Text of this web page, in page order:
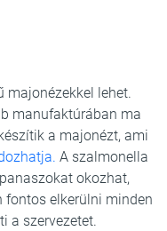
majonézekkel lehet.
manufaktúrában ma
a majonézt, ami
A szalmonella
okozhat,
elkerülni minden
a szervezetet.